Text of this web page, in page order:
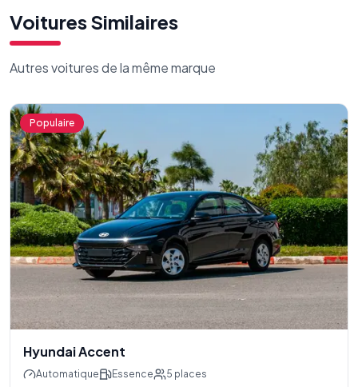
Voitures Similaires
Autres voitures de la même marque
Populaire
Hyundai Accent
Automatique Essence 5 places